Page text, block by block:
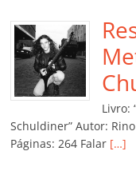
b
o
o
k
Livro:
Schuldiner” Autor:
Páginas: 264 Falar […]